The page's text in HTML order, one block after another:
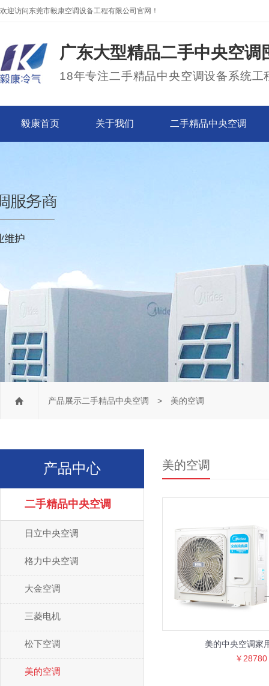
欢迎访问东莞市毅康空调设备工程有限公司官网！
广东大型精品二手中央空调
18年专注二手精品中央空调设备系统工
毅康首页 关于我们 二手精品中央空调
产品展示二手精品中央空调 > 美的空调
产品中心
二手精品中央空调
日立中央空调
格力中央空调
大金空调
三菱电机
松下空调
美的空调
美的空调
美的中央空调家
￥28780